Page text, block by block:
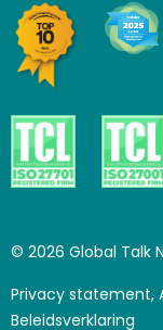
© 2026 Global Talk
Privacy statement,
Beleidsverklaring